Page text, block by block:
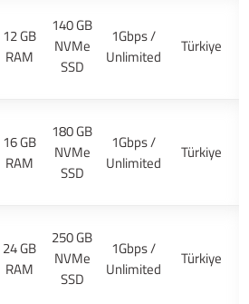
12 GB
RAM
140 GB
NVMe
SSD
1Gbps /
Unlimited
Türkiye
16 GB
RAM
180 GB
NVMe
SSD
1Gbps /
Unlimited
Türkiye
24 GB
RAM
250 GB
NVMe
SSD
1Gbps /
Unlimited
Türkiye